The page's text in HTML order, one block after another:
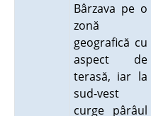
Bârzava pe o
zonă
geografică cu
aspect de
terasă, iar la
sud-vest
curge pârâul